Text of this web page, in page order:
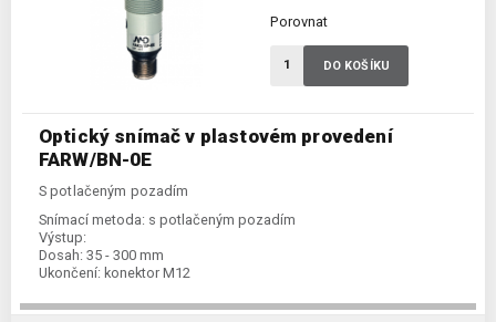
Optický snímač v plastovém provedení
FARW/BN-0E
S potlačeným pozadím
Snímací metoda: s potlačeným pozadím
Výstup:
Dosah: 35 - 300 mm
Ukončení: konektor M12
Porovnat
DO KOŠÍKU